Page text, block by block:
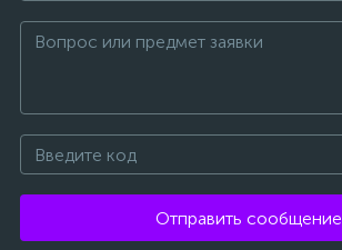
Отправить сообщение